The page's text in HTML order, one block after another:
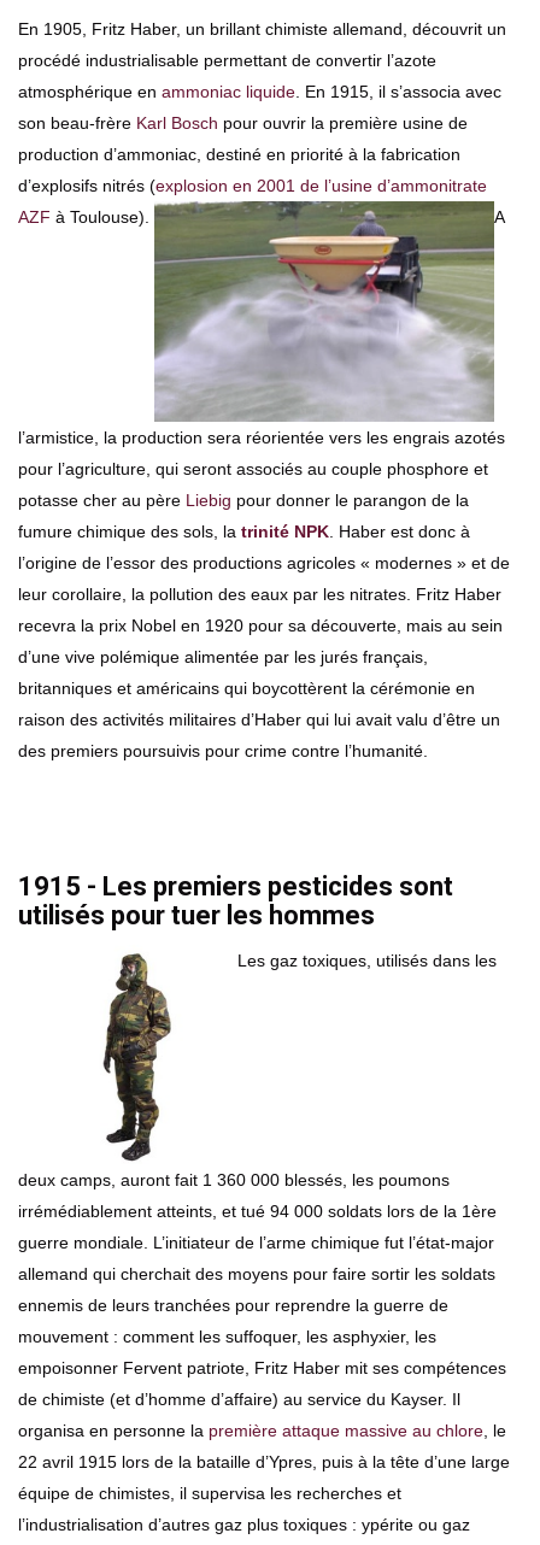
En 1905, Fritz Haber, un brillant chimiste allemand, découvrit un
procédé industrialisable permettant de convertir l’azote
atmosphérique en ammoniac liquide . En 1915, il s’associa avec
son beau-frère Karl Bosch pour ouvrir la première usine de
production d’ammoniac, destiné en priorité à la fabrication
d’explosifs nitrés (explosion en 2001 de l’usine d’ammonitrate
AZF à Toulouse). A
l’armistice, la production sera réorientée vers les engrais azotés
pour l’agriculture, qui seront associés au couple phosphore et
potasse cher au père Liebig pour donner le parangon de la
fumure chimique des sols, la trinité NPK. Haber est donc à
l’origine de l’essor des productions agricoles « modernes » et de
leur corollaire, la pollution des eaux par les nitrates. Fritz Haber
recevra la prix Nobel en 1920 pour sa découverte, mais au sein
d’une vive polémique alimentée par les jurés français,
britanniques et américains qui boycottèrent la cérémonie en
raison des activités militaires d’Haber qui lui avait valu d’être un
des premiers poursuivis pour crime contre l’humanité.
1915 - Les premiers pesticides sont
utilisés pour tuer les hommes
Les gaz toxiques, utilisés dans les
deux camps, auront fait 1 360 000 blessés, les poumons
irrémédiablement atteints, et tué 94 000 soldats lors de la 1ère
guerre mondiale. L’initiateur de l’arme chimique fut l’état-major
allemand qui cherchait des moyens pour faire sortir les soldats
ennemis de leurs tranchées pour reprendre la guerre de
mouvement : comment les suffoquer, les asphyxier, les
empoisonner Fervent patriote, Fritz Haber mit ses compétences
de chimiste (et d’homme d’affaire) au service du Kayser. Il
organisa en personne la première attaque massive au chlore, le
22 avril 1915 lors de la bataille d’Ypres, puis à la tête d’une large
équipe de chimistes, il supervisa les recherches et
l’industrialisation d’autres gaz plus toxiques : ypérite ou gaz